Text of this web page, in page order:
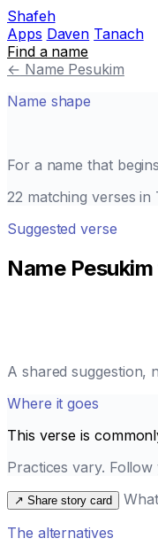
Shafeh
Apps Daven Tanach
Find a name
← Name Pesukim
Name shape
For a name that
22 matching verses in
Suggested verse
A shared suggestion,
Where it goes
This verse is
Practices vary.
↗ Share story card
The alternatives